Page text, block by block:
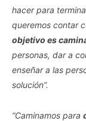
hacer para
queremos contar
objetivo es
personas, dar a
enseñar a las
solución”.
“Caminamos para